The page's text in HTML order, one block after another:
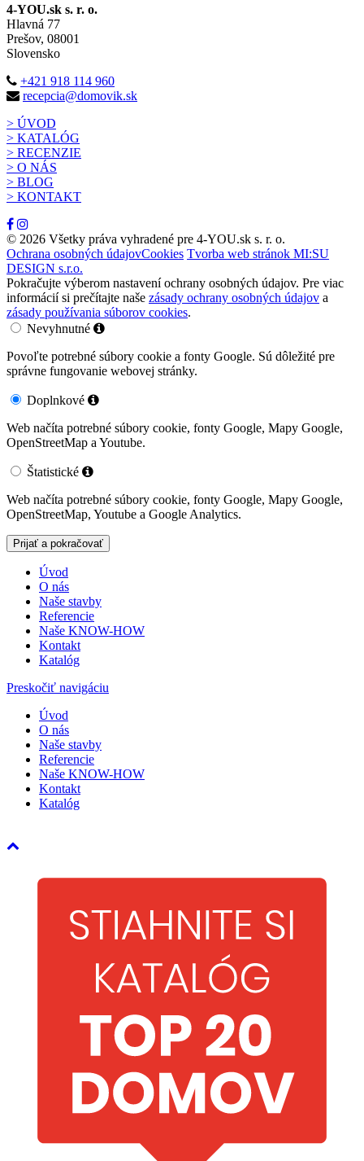
4-YOU.sk s. r. o.
Hlavná 77
Prešov, 08001
Slovensko
+421 918 114 960
recepcia@domovik.sk
> ÚVOD
> KATALÓG
> RECENZIE
> O NÁS
> BLOG
> KONTAKT
© 2026 Všetky práva vyhradené pre 4-YOU.sk s. r. o.
Ochrana osobných údajovCookies Tvorba web stránok MI:SU
DESIGN s.r.o.
Pokračujte výberom nastavení ochrany osobných údajov. Pre viac
informácií si prečítajte naše zásady ochrany osobných údajov a
zásady používania súborov cookies.
Nevyhnutné
Povoľte potrebné súbory cookie a fonty Google. Sú dôležité pre
správne fungovanie webovej stránky.
Doplnkové
Web načíta potrebné súbory cookie, fonty Google, Mapy Google,
OpenStreetMap a Youtube.
Štatistické
Web načíta potrebné súbory cookie, fonty Google, Mapy Google,
OpenStreetMap, Youtube a Google Analytics.
Úvod
O nás
Naše stavby
Referencie
Naše KNOW-HOW
Kontakt
Katalóg
Preskočiť navigáciu
Úvod
O nás
Naše stavby
Referencie
Naše KNOW-HOW
Kontakt
Katalóg